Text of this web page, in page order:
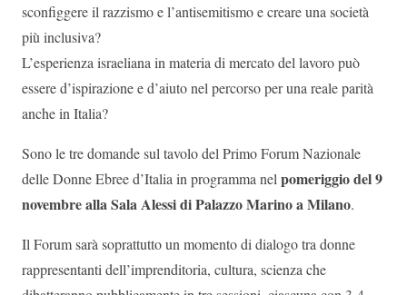
sconfiggere il razzismo e l’antisemitismo e creare una società
più inclusiva?
L’esperienza israeliana in materia di mercato del lavoro può
essere d’ispirazione e d’aiuto nel percorso per una reale parità
anche in Italia?
Sono le tre domande sul tavolo del Primo Forum Nazionale
delle Donne Ebree d’Italia in programma nel pomeriggio del 9
novembre alla Sala Alessi di Palazzo Marinoa Milano.
Il Forum sarà soprattutto un momento di dialogo tra donne
rappresentanti dell’imprenditoria, cultura, scienza che